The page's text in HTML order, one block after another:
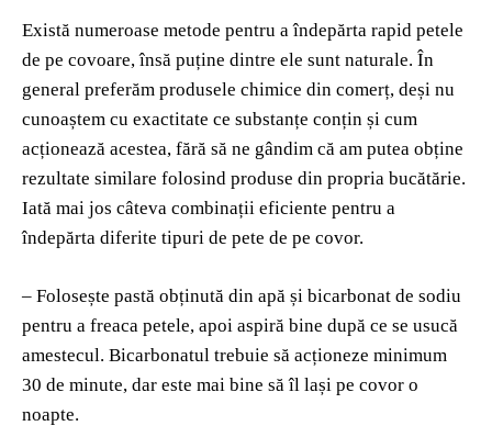
Există numeroase metode pentru a îndepărta rapid petele
de pe covoare, însă puține dintre ele sunt naturale. În
general preferăm produsele chimice din comerț, deși nu
cunoaștem cu exactitate ce substanțe conțin și cum
acționează acestea, fără să ne gândim că am putea obține
rezultate similare folosind produse din propria bucătărie.
Iată mai jos câteva combinații eficiente pentru a
îndepărta diferite tipuri de pete de pe covor.
– Folosește pastă obținută din apă și bicarbonat de sodiu
pentru a freaca petele, apoi aspiră bine după ce se usucă
amestecul. Bicarbonatul trebuie să acționeze minimum
30 de minute, dar este mai bine să îl lași pe covor o
noapte.